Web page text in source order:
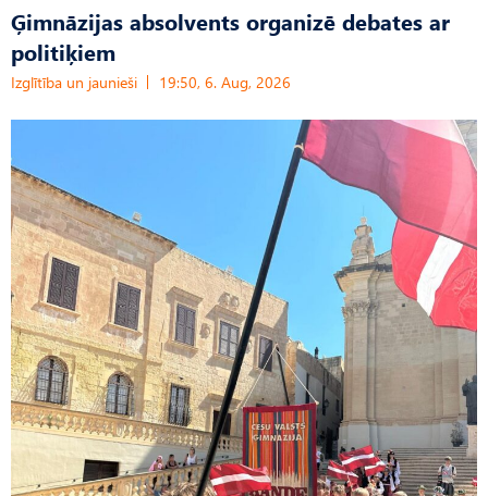
Ģimnāzijas absolvents organizē debates ar
politiķiem
Izglītība un jaunieši 19:50, 6. Aug, 2026